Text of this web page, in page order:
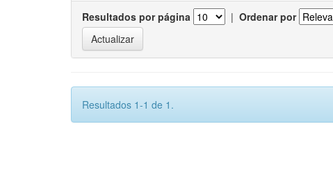
Resultados por página | Ordenar por
Resultados 1-1 de 1.